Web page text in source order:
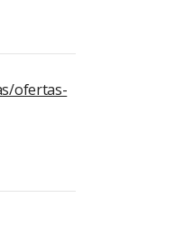
ofertas-